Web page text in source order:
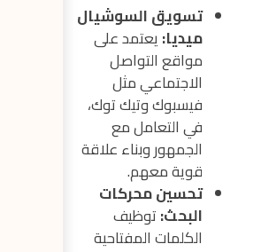
تسويق السوشيال
ميديا:يعتمد على
مواقع التواصل
الاجتماعي مثل
فيسبوك وتيك توك،
في التعامل مع
الجمهور وبناء علاقة
قوية معهم.
تحسين محركات
البحث:توظيف
الكلمات المفتاحية